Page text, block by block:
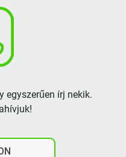
egyszerűen írj nekik.